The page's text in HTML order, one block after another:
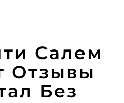
Салем
Отзывы
Без